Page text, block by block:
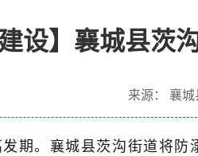
设】襄城县
来源： 襄
期。襄城县茨沟街道将